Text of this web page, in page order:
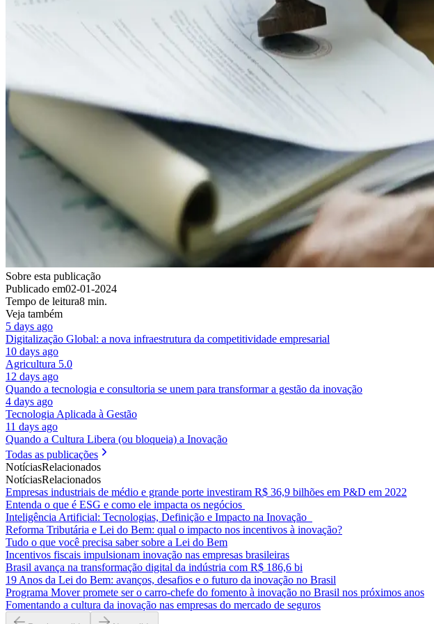
Sobre esta publicação
Publicado em02-01-2024
Tempo de leitura8 min.
Veja também
5 days ago
Digitalização Global: a nova infraestrutura da competitividade empresarial
10 days ago
Agricultura 5.0
12 days ago
Quando a tecnologia e consultoria se unem para transformar a gestão da inovação
4 days ago
Tecnologia Aplicada à Gestão
11 days ago
Quando a Cultura Libera (ou bloqueia) a Inovação
Todas as publicações
NotíciasRelacionados
NotíciasRelacionados
Empresas industriais de médio e grande porte investiram R$ 36,9 bilhões em P&D em 2022
Entenda o que é ESG e como ele impacta os negócios
Inteligência Artificial: Tecnologias, Definição e Impacto na Inovação
Reforma Tributária e Lei do Bem: qual o impacto nos incentivos à inovação?
Tudo o que você precisa saber sobre a Lei do Bem
Incentivos fiscais impulsionam inovação nas empresas brasileiras
Brasil avança na transformação digital da indústria com R$ 186,6 bi
19 Anos da Lei do Bem: avanços, desafios e o futuro da inovação no Brasil
Programa Mover promete ser o carro-chefe do fomento à inovação no Brasil nos próximos anos
Fomentando a cultura da inovação nas empresas do mercado de seguros